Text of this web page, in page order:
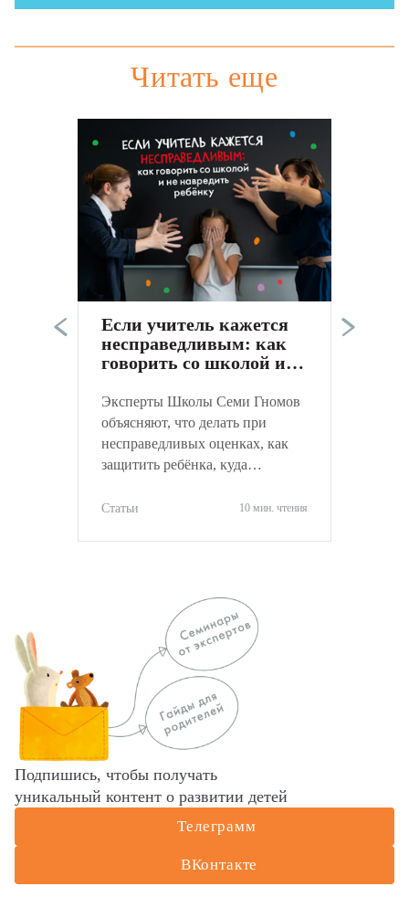
Читать еще
Если учитель кажется
несправедливым: как
говорить со школой и
Эксперты Школы Семи Гномов
объясняют, что делать при
несправедливых оценках, как
защитить ребёнка, куда
оценить ситуацию.
Статьи 10 мин. чтения
Подпишись, чтобы получать
уникальный контент о развитии детей
Телеграмм
ВКонтакте